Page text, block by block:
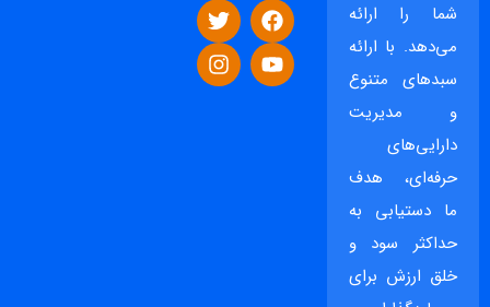
شما را ارائه
می‌دهد. با ارائه
سبدهای متنوع
و مدیریت
دارایی‌های
حرفه‌ای، هدف
ما دستیابی به
حداکثر سود و
خلق ارزش برای